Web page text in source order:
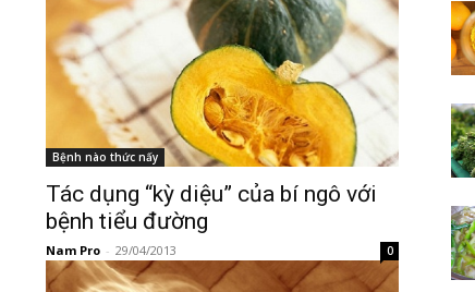
Bệnh nào thức nấy
Tác dụng “kỳ diệu” của bí ngô với
bệnh tiểu đường
Nam Pro - 29/04/2013 0